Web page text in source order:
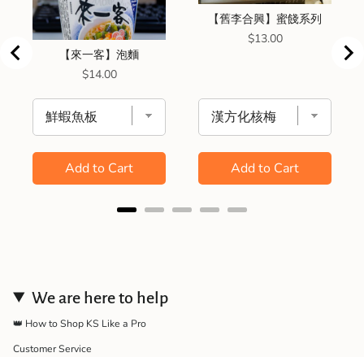
【來一客】泡麵
Price
$14.00
Add to Cart
【舊李合興】蜜餞系列
Price
$13.00
Add to Cart
We are here to help
👑 How to Shop KS Like a Pro
Customer Service